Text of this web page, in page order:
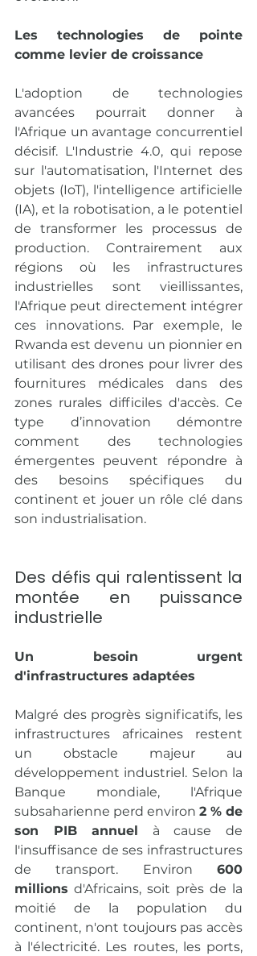
Les technologies de pointe
comme levier de croissance
L'adoption de technologies
avancées pourrait donner à
l'Afrique un avantage concurrentiel
décisif. L'Industrie 4.0, qui repose
sur l'automatisation, l'Internet des
objets (IoT), l'intelligence artificielle
(IA), et la robotisation, a le potentiel
de transformer les processus de
production. Contrairement aux
régions où les infrastructures
industrielles sont vieillissantes,
l'Afrique peut directement intégrer
ces innovations. Par exemple, le
Rwanda est devenu un pionnier en
utilisant des drones pour livrer des
fournitures médicales dans des
zones rurales difficiles d'accès. Ce
type d’innovation démontre
comment des technologies
émergentes peuvent répondre à
des besoins spécifiques du
continent et jouer un rôle clé dans
son industrialisation.
Des défis qui ralentissent la
montée en puissance
industrielle
Un besoin urgent
d'infrastructures adaptées
Malgré des progrès significatifs, les
infrastructures africaines restent
un obstacle majeur au
développement industriel. Selon la
Banque mondiale, l'Afrique
subsaharienne perd environ 2 % de
son PIB annuel à cause de
l'insuffisance de ses infrastructures
de transport. Environ 600
millions d'Africains, soit près de la
moitié de la population du
continent, n'ont toujours pas accès
à l'électricité. Les routes, les ports,